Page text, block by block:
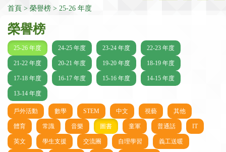
首頁 榮譽榜 25-26 年度
榮譽榜
25-26 年度 24-25 年度 23-24 年度 22-23 年度
21-22 年度 20-21 年度 19-20 年度 18-19 年度
17-18 年度 16-17 年度 15-16 年度 14-15 年度
13-14 年度
戶外活動 數學 STEM 中文 視藝 其他
體育 常識 音樂 圖書 童軍 普通話 IT
英文 學生支援 交流團 自理學習 義工送暖